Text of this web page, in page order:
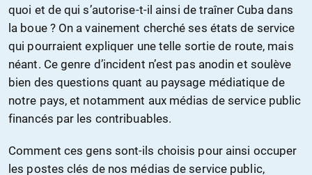
quoi et de qui s’autorise-t-il ainsi de traîner Cuba dans
la boue ? On a vainement cherché ses états de service
qui pourraient expliquer une telle sortie de route, mais
néant. Ce genre d’incident n’est pas anodin et soulève
bien des questions quant au paysage médiatique de
notre pays, et notamment aux médias de service public
financés par les contribuables.
Comment ces gens sont-ils choisis pour ainsi occuper
les postes clés de nos médias de service public,